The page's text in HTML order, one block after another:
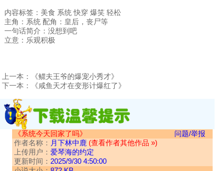
内容标签：美食 系统 快穿 爆笑 轻松
主角：系统 配角：皇后，丧尸等
一句话简介：没想到吧
立意：乐观积极
上一本：
《鳏夫王爷的爆宠小秀才》
下一本：
《咸鱼天才在变形计爆红了》
《系统今天回家了吗》
问题/举报
作者名称： 月下林中鹿 (查看作者其他作品 »)
上传用户： 爱琴海的约定
更新时间： 2025/9/30 4:50:00